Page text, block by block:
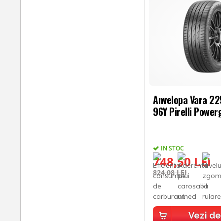
Anvelopa Vara
96Y Pirelli
IN STOC
748,50 LEI
824,08 LEI
Vezi